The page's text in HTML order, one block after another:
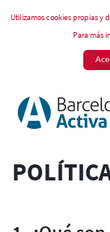
Utilizamos cookies propias y
Para más